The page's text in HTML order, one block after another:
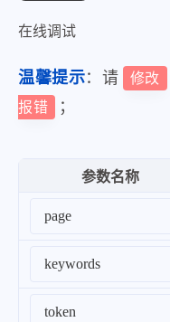
在线调试
温馨提示：请 修改
报错
；
参数名称